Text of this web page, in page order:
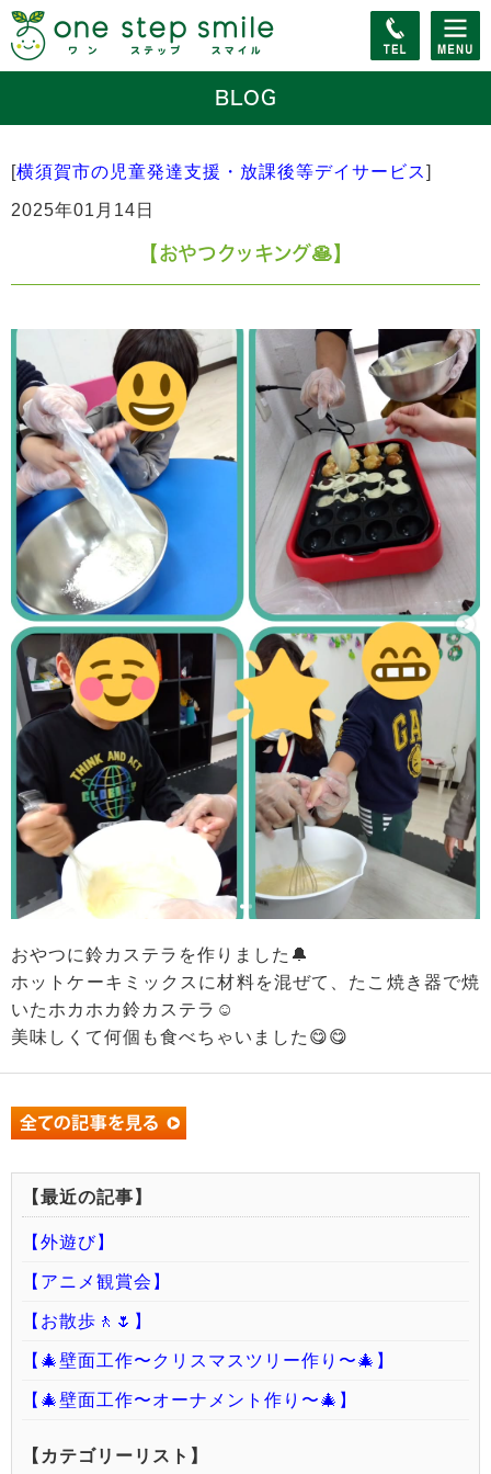
BLOG
[横須賀市の児童発達支援・放課後等デイサービス]
2025年01月14日
【おやつクッキング🥞】
おやつに鈴カステラを作りました🔔
ホットケーキミックスに材料を混ぜて、たこ焼き器で焼
いたホカホカ鈴カステラ☺️
美味しくて何個も食べちゃいました😋😋
【最近の記事】
【外遊び】
【アニメ観賞会】
【お散歩🚶🌷】
【🎄壁面工作〜クリスマスツリー作り〜🎄】
【🎄壁面工作〜オーナメント作り〜🎄】
【カテゴリーリスト】